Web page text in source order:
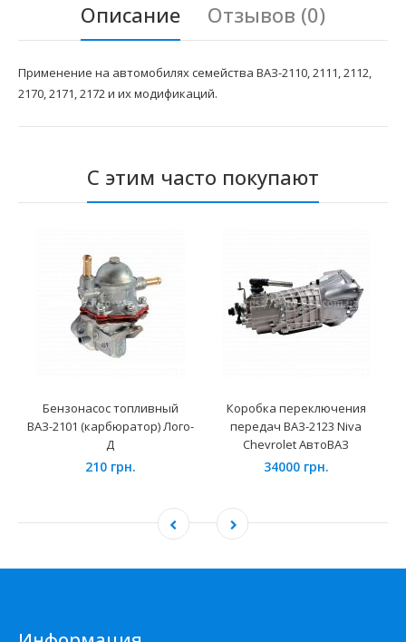
Описание Отзывов (0)
Применение на автомобилях семейства ВАЗ-2110, 2111, 2112,
2170, 2171, 2172 и их модификаций.
С этим часто покупают
Бензонасос топливный
ВАЗ-2101 (карбюратор) Лого-
Д
210 грн.
Коробка переключения
передач ВАЗ-2123 Niva
Chevrolet АвтоВАЗ
34000 грн.